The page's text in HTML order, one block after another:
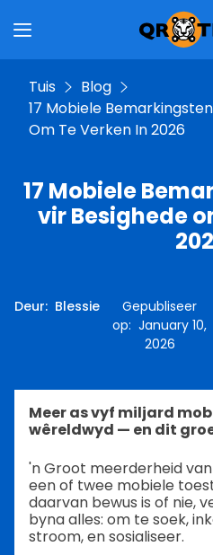
Tuis
Blog
17 Mobiele
Om Te Verken In 2026
17 Mobiele
vir Besighede
Deur: Blessie
Gepubliseer
op:January 10,
2026
Meer as vyf miljard
wêreldwyd — en dit
'n Groot meerderheid
een of twee mobiele
daarvan bewus is of nie,
byna alles: om te soek,
stroom, en sosialiseer.